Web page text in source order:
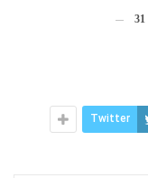
31
Twitter